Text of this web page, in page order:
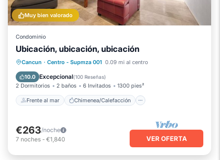
Muy bien valorado
Condominio
Ubicación, ubicación, ubicación
Cancun · Centro - Supmza 001 0.09 mi al centro
10.0 Excepcional(100 Reseñas)
2 Dormitorios 2 baños 6 Invitados 1300 pies²
Frente al mar Chimenea/Calefacción
Frente al mar
Chimenea/Calefacción
Piscina
Vista al mar
€263/noche
7 noches - €1,840 VER OFERTA